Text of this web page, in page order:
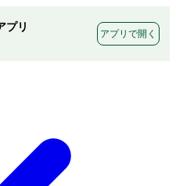
プリ
アプリで開く